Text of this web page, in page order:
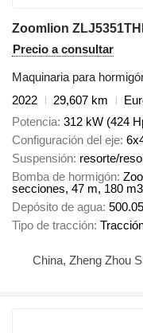
Zoomlion
Precio a consultar
Maquinaria para
2022
29,607 km
Potencia 312 kW (424
Configuración del eje
Suspensión resorte/
Bomba de hormigón
secciones, 47 m, 180
Depósito de agua
Tipo de tracción
China, Zheng Zhou